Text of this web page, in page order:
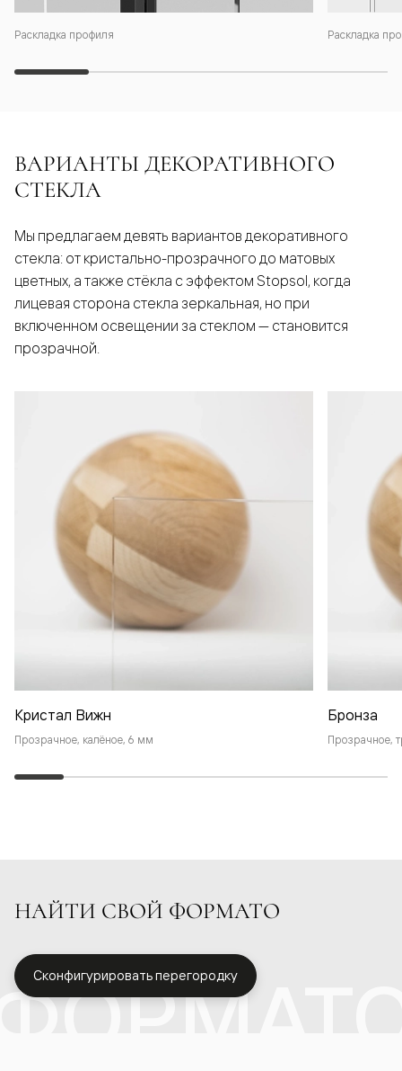
Раскладка профиля Раскладка
ВАРИАНТЫ ДЕКОРАТИВНОГО
СТЕКЛА
Мы предлагаем девять вариантов декоративного
стекла: от кристально-прозрачного до матовых
цветных, а также стёкла с эффектом Stopsol, когда
лицевая сторона стекла зеркальная, но при
включенном освещении за стеклом — становится
прозрачной.
Кристал Вижн
Прозрачное, калёное, 6 мм
Бронза
Прозрачное,
НАЙТИ СВОЙ ФОРМАТО
Сконфигурировать перегородку